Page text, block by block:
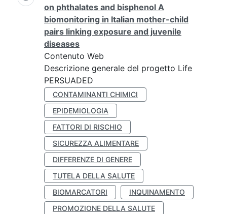
on phthalates and bisphenol A
biomonitoring in Italian mother-child
pairs linking exposure and juvenile
diseases
Contenuto Web
Descrizione generale del progetto Life
PERSUADED
CONTAMINANTI CHIMICI
EPIDEMIOLOGIA
FATTORI DI RISCHIO
SICUREZZA ALIMENTARE
DIFFERENZE DI GENERE
TUTELA DELLA SALUTE
BIOMARCATORI
INQUINAMENTO
PROMOZIONE DELLA SALUTE